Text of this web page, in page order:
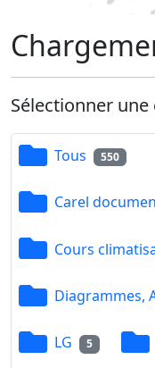
Sélectionner
Tous 550
Carel
Cours
Diagrammes,
LG 5